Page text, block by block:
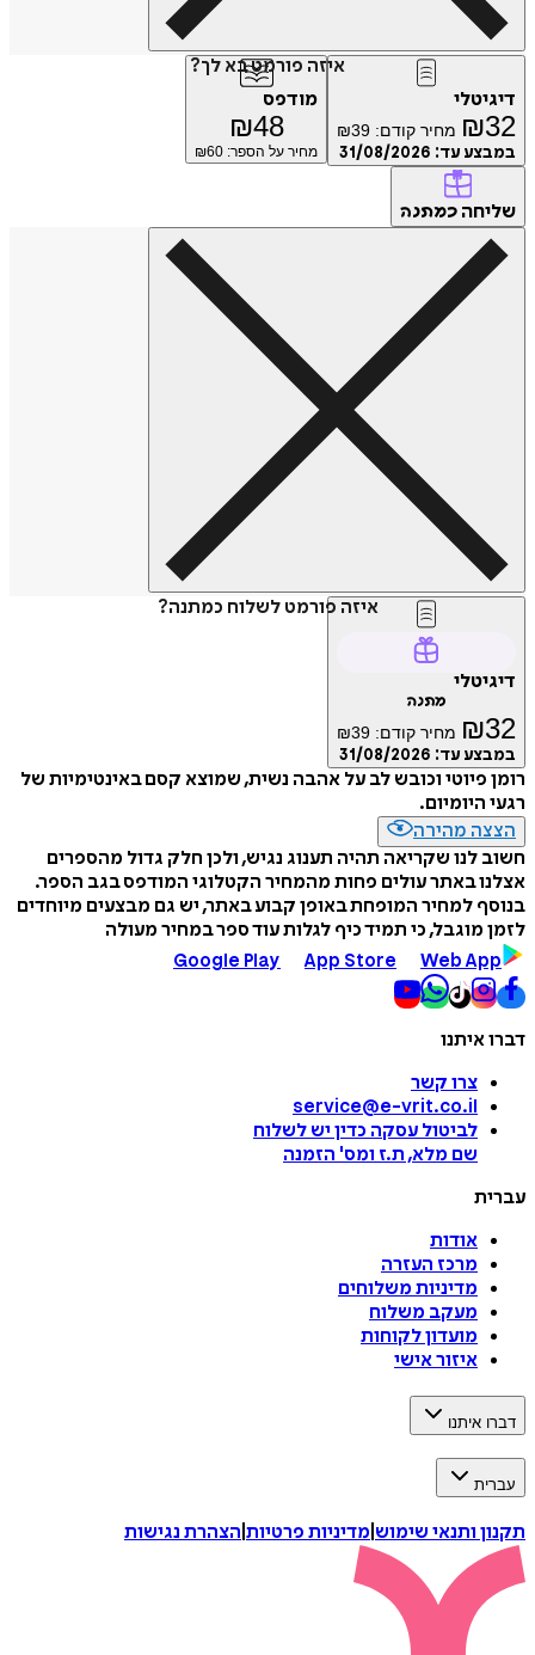
איזה פורמט בא לך?
דיגיטלי
₪32 מחיר קודם: ₪39
במבצע עד: 31/08/2026
מודפס
₪48
מחיר על הספר: ₪ 60
שליחה כמתנה
איזה פורמט לשלוח כמתנה?
דיגיטלי
מתנה
₪32 מחיר קודם: ₪39
במבצע עד: 31/08/2026
רומן פיוטי וכובש לב על אהבה נשית, שמוצא קסם באינטימיות של
רגעי היומיום.
הצצה מהירה
חשוב לנו שקריאה תהיה תענוג נגיש, ולכן חלק גדול מהספרים
אצלנו באתר עולים פחות מהמחיר הקטלוגי המודפס בגב הספר.
בנוסף למחיר המופחת באופן קבוע באתר, יש גם מבצעים מיוחדים
לזמן מוגבל, כי תמיד כיף לגלות עוד ספר במחיר מעולה
Google Play
App Store Web App
דברו איתנו
צרו קשר
service@e-vrit.co.il
לביטול עסקה כדין יש לשלוח
שם מלא, ת.ז ומס' הזמנה
עברית
אודות
מרכז העזרה
מדיניות משלוחים
מעקב משלוח
מועדון לקוחות
איזור אישי
דברו איתנו
עברית
תקנון ותנאי שימוש מדיניות פרטיות הצהרת נגישות